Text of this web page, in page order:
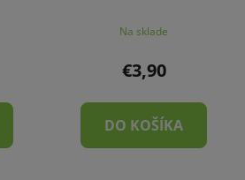
Na sklade
€3,90
DO KOŠÍKA